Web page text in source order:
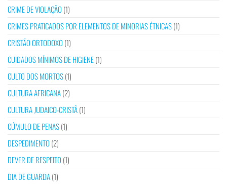
CRIME DE VIOLAÇÃO (1)
CRIMES PRATICADOS POR ELEMENTOS DE MINORIAS ÉTNICAS(1)
CRISTÃO ORTODOXO (1)
CUIDADOS MÍNIMOS DE HIGIENE(1)
CULTO DOS MORTOS(1)
CULTURA AFRICANA(2)
CULTURA JUDAICO-CRISTÃ(1)
CÚMULO DE PENAS(1)
DESPEDIMENTO (2)
DEVER DE RESPEITO (1)
DIA DE GUARDA(1)